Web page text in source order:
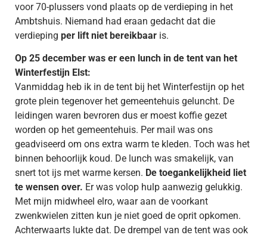
voor 70-plussers vond plaats op de verdieping in het
Ambtshuis. Niemand had eraan gedacht dat die
verdieping per lift niet bereikbaar is.
Op 25 december was er een lunch in de tent van het
Winterfestijn Elst:
Vanmiddag heb ik in de tent bij het Winterfestijn op het
grote plein tegenover het gemeentehuis geluncht. De
leidingen waren bevroren dus er moest koffie gezet
worden op het gemeentehuis. Per mail was ons
geadviseerd om ons extra warm te kleden. Toch was het
binnen behoorlijk koud. De lunch was smakelijk, van
snert tot ijs met warme kersen. De toegankelijkheid liet
te wensen over. Er was volop hulp aanwezig gelukkig.
Met mijn midwheel elro, waar aan de voorkant
zwenkwielen zitten kun je niet goed de oprit opkomen.
Achterwaarts lukte dat. De drempel van de tent was ook